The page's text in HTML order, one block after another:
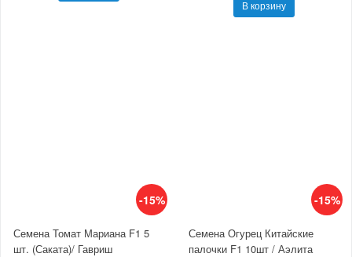
В корзину
-15%
Семена Томат Мариана F1 5
шт. (Саката)/ Гавриш
-15%
Семена Огурец Китайские
палочки F1 10шт / Аэлита